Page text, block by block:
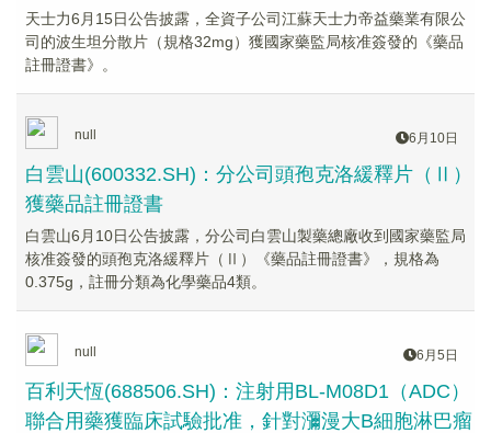
天士力6月15日公告披露，全資子公司江蘇天士力帝益藥業有限公
司的波生坦分散片（規格32mg）獲國家藥監局核准簽發的《藥品
註冊證書》。
null 6月10日
白雲山(600332.SH)：分公司頭孢克洛緩釋片（Ⅱ）
獲藥品註冊證書
白雲山6月10日公告披露，分公司白雲山製藥總廠收到國家藥監局
核准簽發的頭孢克洛緩釋片（Ⅱ）《藥品註冊證書》，規格為
0.375g，註冊分類為化學藥品4類。
null 6月5日
百利天恆(688506.SH)：注射用BL-M08D1（ADC）
聯合用藥獲臨床試驗批准，針對瀰漫大B細胞淋巴瘤